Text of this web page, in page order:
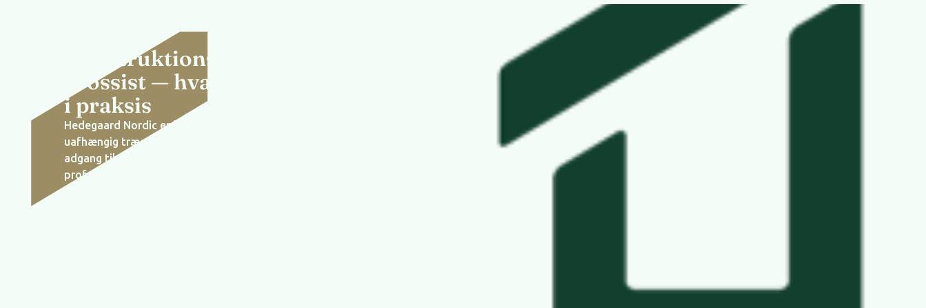
Konstruktionstræ fra
grossist — hvad det betyder
i praksis
Hedegaard Nordic er ikke et byggemarket. Vi er en
uafhængig trægrossist med over 150 års handel og direkte
adgang til savværker i Norden og Baltikum. For
professionelle betyder det: